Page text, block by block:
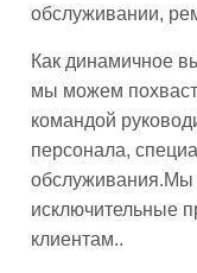
обслуживании,
Как динамичное
мы можем
командой
персонала,
обслуживания.Мы
исключительные
клиентам..